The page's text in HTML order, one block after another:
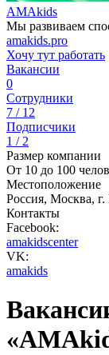
AMAkids
Мы развиваем
amakids.pro
Хочу тут работать
Вакансии
0
Сотрудники
7 / 12
Подписчики
1 / 2
Размер компании
От 10 до 100
Местоположение
Россия, Москва,
Контакты
Facebook:
amakidscenter
VK:
amakids